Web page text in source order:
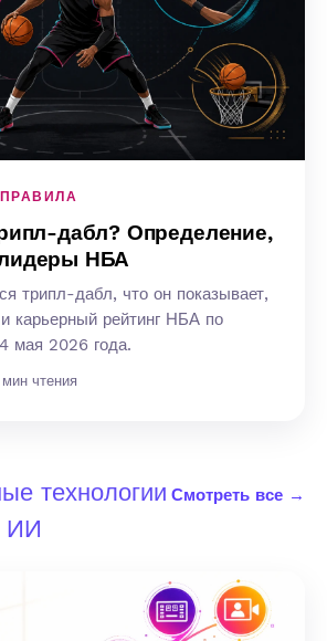
дабл? Определение,
НБА
трипл-дабл, что он показывает,
карьерный рейтинг НБА по
мая 2026 года.
чтения
технологии
ИИ
Смотреть все →